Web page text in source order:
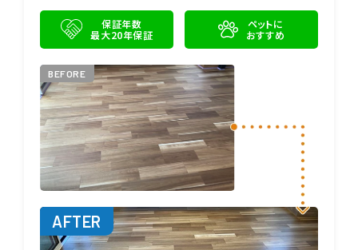
保証年数
最大20年保証
ペットに
おすすめ